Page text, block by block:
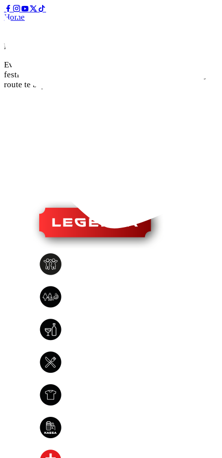
Home
Plattegrond
Even oriënteren voordat je het terrein opgaat? Onze
festivalplattegrond staat voor je klaar! Handig om alvast je
route te bepalen en straks niks te missen!